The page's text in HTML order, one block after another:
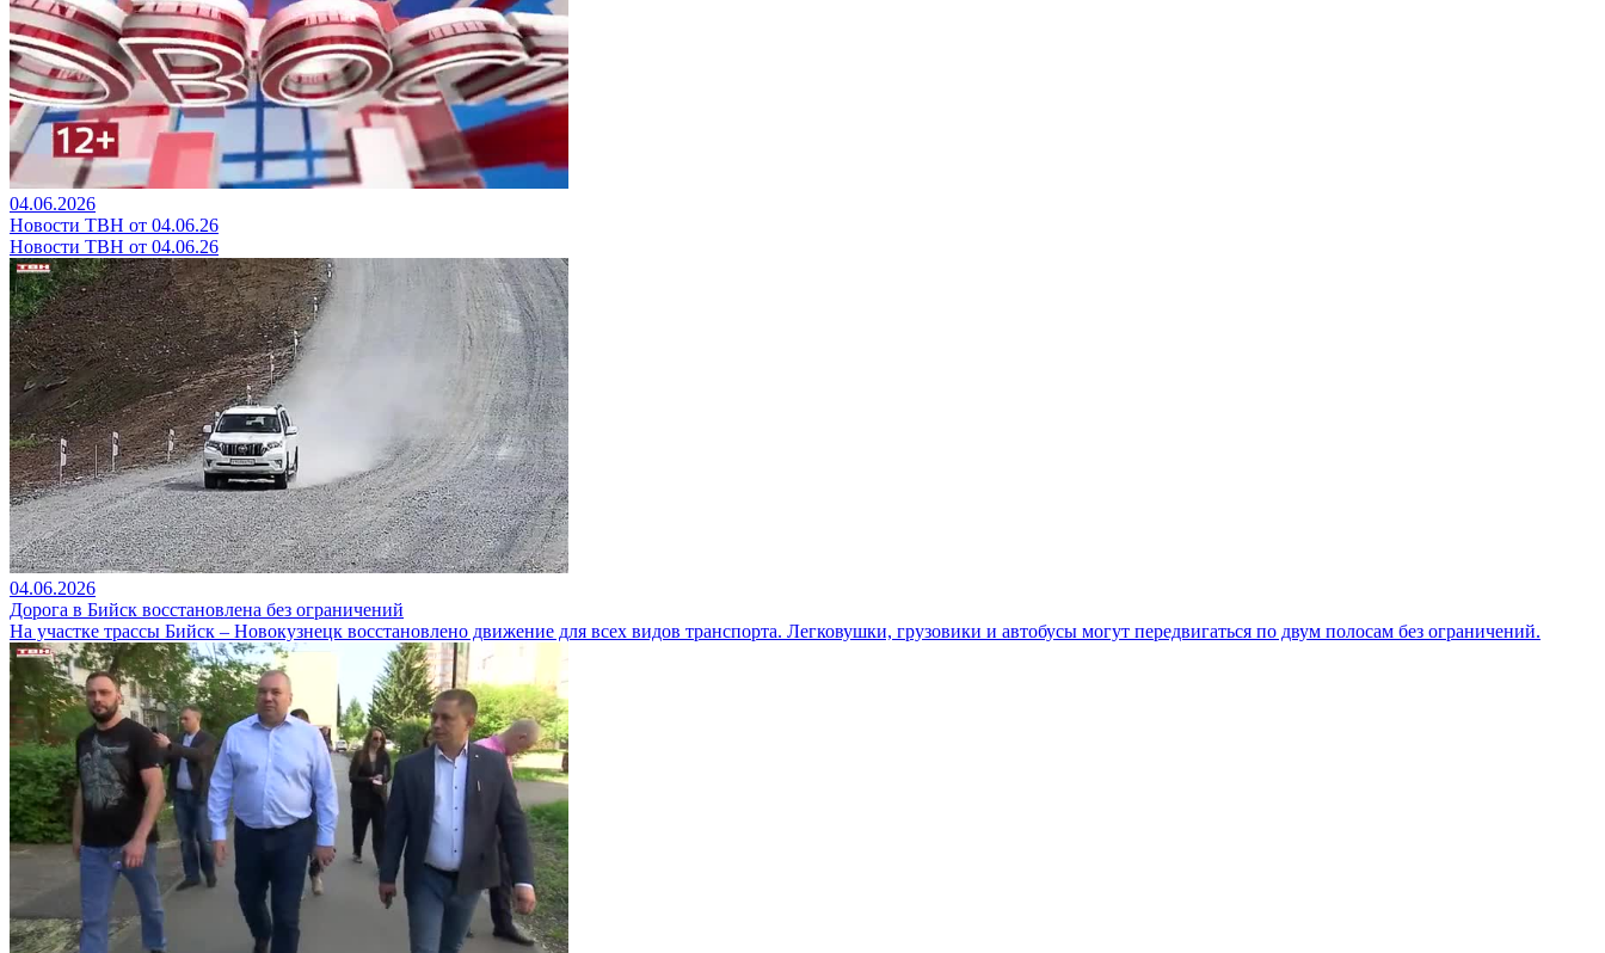
04.06.2026
Новости ТВН от 04.06.26
Новости ТВН от 04.06.26
04.06.2026
Дорога в Бийск восстановлена без ограничений
На участке трассы Бийск – Новокузнецк восстановлено движение для всех видов транспорта. Легковушки, грузовики и автобусы могут передвигаться по двум полосам без ограничений.